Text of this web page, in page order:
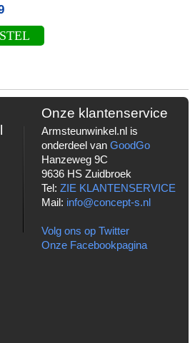
Onze klantenservice
Armsteunwinkel.nl is
onderdeel van GoodGo
Hanzeweg 9C
9636 HS Zuidbroek
Tel: ZIE KLANTENSERVICE
Mail: info@concept-s.nl
Volg ons op Twitter
Onze Facebookpagina